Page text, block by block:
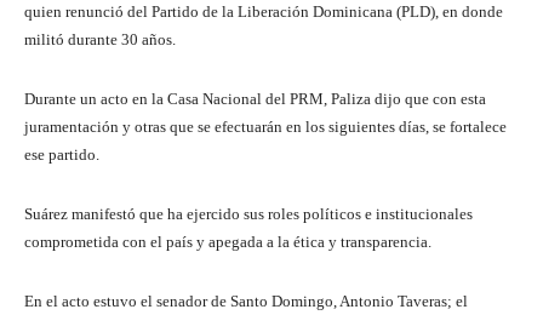
quien renunció del Partido de la Liberación Dominicana (PLD), en donde
militó durante 30 años.
Durante un acto en la Casa Nacional del PRM, Paliza dijo que con esta
juramentación y otras que se efectuarán en los siguientes días, se fortalece
ese partido.
Suárez manifestó que ha ejercido sus roles políticos e institucionales
comprometida con el país y apegada a la ética y transparencia.
En el acto estuvo el senador de Santo Domingo, Antonio Taveras; el